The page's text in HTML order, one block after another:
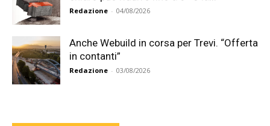
Redazione - 04/08/2026
Anche Webuild in corsa per Trevi. “Offerta
in contanti”
Redazione - 03/08/2026